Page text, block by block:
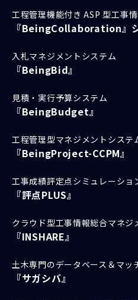
工程管理機能付き ASP 型工事
『BeingCollaboration』
入札マネジメントシステム
『BeingBid』
見積・実行予算システム
『BeingBudget』
工程管理型マネジメントシステ
『BeingProject-CCPM』
工事成績評定点シミュレーショ
『評点PLUS』
クラウド型工事情報総合マネジ
『INSHARE』
土木専門のデータベース＆マッ
『サガシバ』